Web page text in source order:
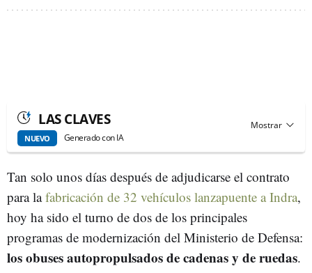
LAS CLAVES
NUEVO Generado con IA
Tan solo unos días después de adjudicarse el contrato
para lafabricación de 32 vehículos lanzapuente a Indra,
hoy ha sido el turno de dos de los principales
programas de modernización del Ministerio de Defensa:
los obuses autopropulsados de cadenas y de ruedas.